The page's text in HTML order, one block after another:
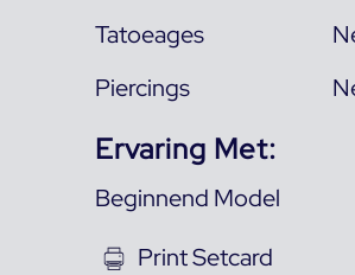
Tatoeages
Piercings
Ervaring Met:
Beginnend Model
Print Setcard